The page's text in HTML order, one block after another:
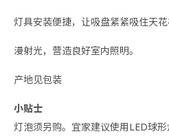
灯具安装便捷，让吸盘紧紧吸住天花
漫射光，营造良好室内照明。
产地见包装
小贴士
灯泡须另购。宜家建议使用LED球形